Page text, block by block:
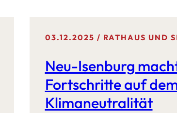
03.12.2025 RATHAUS UND
Neu-Isenburg
Fortschritte auf
Klimaneutralität